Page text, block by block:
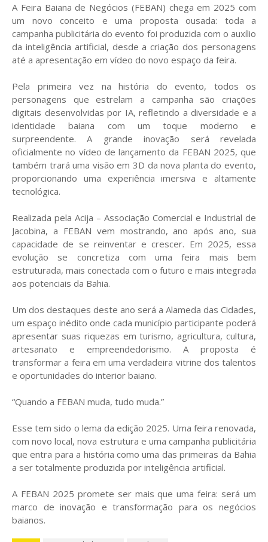
A Feira Baiana de Negócios (FEBAN) chega em 2025 com
um novo conceito e uma proposta ousada: toda a
campanha publicitária do evento foi produzida com o auxílio
da inteligência artificial, desde a criação dos personagens
até a apresentação em vídeo do novo espaço da feira.
Pela primeira vez na história do evento, todos os
personagens que estrelam a campanha são criações
digitais desenvolvidas por IA, refletindo a diversidade e a
identidade baiana com um toque moderno e
surpreendente. A grande inovação será revelada
oficialmente no vídeo de lançamento da FEBAN 2025, que
também trará uma visão em 3D da nova planta do evento,
proporcionando uma experiência imersiva e altamente
tecnológica.
Realizada pela Acija – Associação Comercial e Industrial de
Jacobina, a FEBAN vem mostrando, ano após ano, sua
capacidade de se reinventar e crescer. Em 2025, essa
evolução se concretiza com uma feira mais bem
estruturada, mais conectada com o futuro e mais integrada
aos potenciais da Bahia.
Um dos destaques deste ano será a Alameda das Cidades,
um espaço inédito onde cada município participante poderá
apresentar suas riquezas em turismo, agricultura, cultura,
artesanato e empreendedorismo. A proposta é
transformar a feira em uma verdadeira vitrine dos talentos
e oportunidades do interior baiano.
“Quando a FEBAN muda, tudo muda.”
Esse tem sido o lema da edição 2025. Uma feira renovada,
com novo local, nova estrutura e uma campanha publicitária
que entra para a história como uma das primeiras da Bahia
a ser totalmente produzida por inteligência artificial.
A FEBAN 2025 promete ser mais que uma feira: será um
marco de inovação e transformação para os negócios
baianos.